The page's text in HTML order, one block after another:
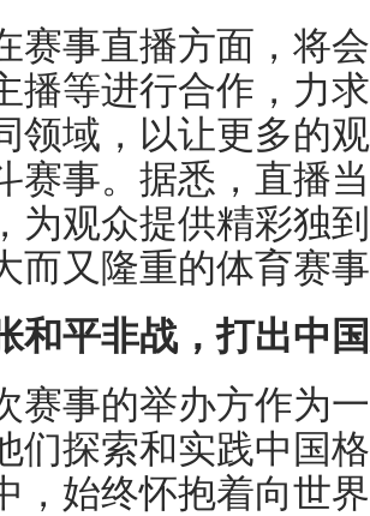
事直播方面，将会
播等进行合作，力
领域，以让更多的
赛事。据悉，直播
为观众提供精彩独
而又隆重的体育赛
和平非战，打出中
事的举办方作为一
们探索和实践中国
，始终怀抱着向世